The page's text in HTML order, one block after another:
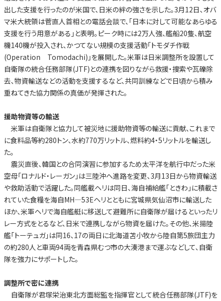
出した支援を行ったのが米国で、日米の絆の強さを示した。3月12日、オバ
マ米大統領は菅直人首相との電話会談で、「日本に対して可能なあらゆる
支援を行う用意がある」と表明。ピーク時には2万人強、艦船20隻、航空
機140機が投入され、かつてない規模の支援活動「トモダチ作戦
(Operation Tomodachi)」を展開した。米軍は日米調整所を設置して
自衛隊の統合任務部隊(JTF)との連携を図りながら救援・捜索や瓦礫除
去、物資輸送などの活動を支援するなど、共同訓練などで日頃から積み
重ねてきた協力関係の真価が発揮された。
援助物資等の輸送
米軍は自衛隊と協力して被災地に援助物資等の輸送に貢献、これまで
に食料品等約280トン、水約770万リットル、燃料約4・5リットルを輸送し
た。
震災直後、韓国との合同演習に参加するため太平洋を航行中だった米
空母「ロナルド・レーガン」は三陸沖へ進路を変更、3月13日から物資輸送
や救助活動で活躍した。同艦載ヘリは同日、海自補給艦「ときわ」に積載さ
れていた食糧を海自MH—53Eヘリとともに宮城県気仙沼市に輸送した
ほか、米軍ヘリで海自艦艇に移送して避難所に自衛隊が届けるといったリ
レー方式をとるなど、日米で連携しながら物資を届けた。その他、米揚陸
艦「トーテュガ」は同16、17の両日に北海道苫小牧から陸自第5旅団主力
の約280人と車両94両を青森県むつ市の大湊港まで運ぶなどして、自衛
隊を強力にサポートした。
調整所で密に連携
自衛隊が君塚栄治東北方面総監を指揮官として統合任務部隊(JTF)を